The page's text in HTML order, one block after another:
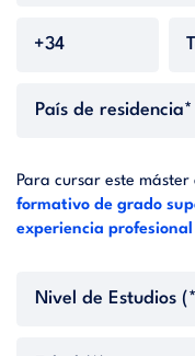
Para cursar este máster
formativo de grado
experiencia profesional